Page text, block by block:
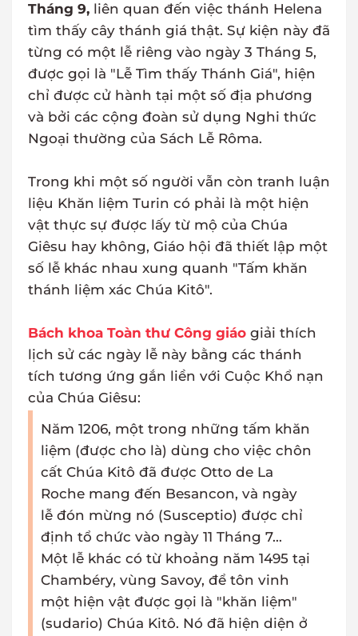
Tháng 9, liên quan đến việc thánh Helena
tìm thấy cây thánh giá thật. Sự kiện này đã
từng có một lễ riêng vào ngày 3 Tháng 5,
được gọi là "Lễ Tìm thấy Thánh Giá", hiện
chỉ được cử hành tại một số địa phương
và bởi các cộng đoàn sử dụng Nghi thức
Ngoại thường của Sách Lễ Rôma.
Trong khi một số người vẫn còn tranh luận
liệu Khăn liệm Turin có phải là một hiện
vật thực sự được lấy từ mộ của Chúa
Giêsu hay không, Giáo hội đã thiết lập một
số lễ khác nhau xung quanh "Tấm khăn
thánh liệm xác Chúa Kitô".
Bách khoa Toàn thư Công giáo giải thích
lịch sử các ngày lễ này bằng các thánh
tích tương ứng gắn liền với Cuộc Khổ nạn
của Chúa Giêsu:
Năm 1206, một trong những tấm khăn
liệm (được cho là) dùng cho việc chôn
cất Chúa Kitô đã được Otto de La
Roche mang đến Besancon, và ngày
lễ đón mừng nó (Susceptio) được chỉ
định tổ chức vào ngày 11 Tháng 7...
Một lễ khác có từ khoảng năm 1495 tại
Chambéry, vùng Savoy, để tôn vinh
một hiện vật được gọi là "khăn liệm"
(sudario) Chúa Kitô. Nó đã hiện diện ở